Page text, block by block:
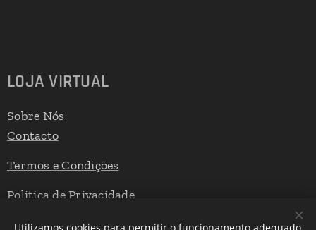
LOJA VIRTUAL
Sobre Nós
Contacto
Termos e Condições
Politica de Privacidade
Livro de Reclamações